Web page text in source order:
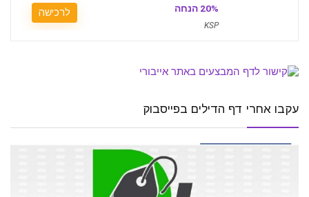
20% הנחה
KSP
לרכישה
עקבו אחרי דף הדילים בפייסבוק